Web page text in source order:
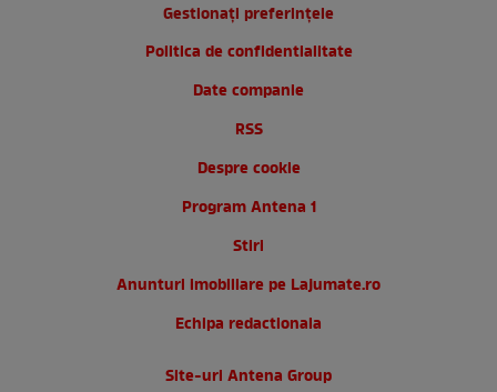
Gestionați preferințele
Politica de confidentialitate
Date companie
RSS
Despre cookie
Program Antena 1
Stiri
Anunturi imobiliare pe Lajumate.ro
Echipa redactionala
Site-uri Antena Group